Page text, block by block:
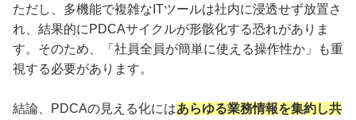
ただし、多機能で複雑なITツールは社内に浸透せず放置さ
れ、結果的にPDCAサイクルが形骸化する恐れがありま
す。そのため、「社員全員が簡単に使える操作性か」も重
視する必要があります。
結論、PDCAの見える化にはあらゆる業務情報を集約し共